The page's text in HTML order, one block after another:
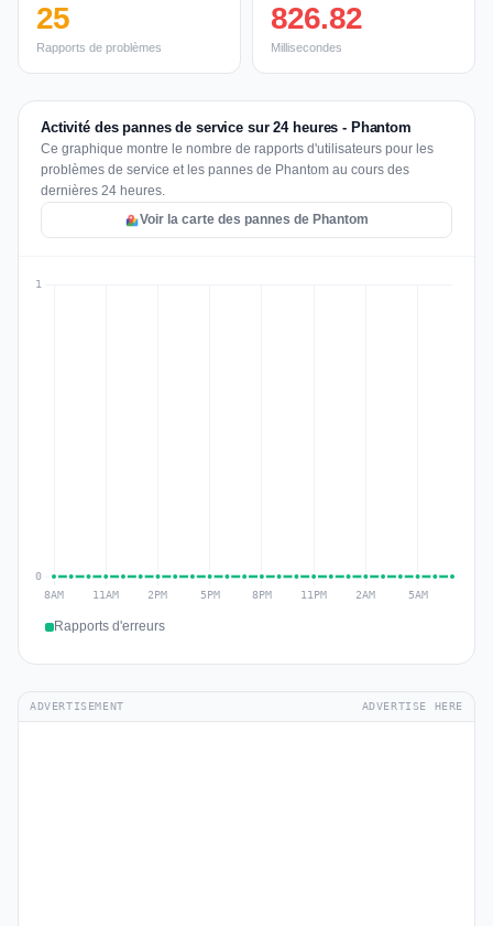
25
Rapports de problèmes
826.82
Millisecondes
Activité des pannes de service sur 24 heures - Phantom
Ce graphique montre le nombre de rapports d'utilisateurs pour les
problèmes de service et les pannes de Phantom au cours des
dernières 24 heures.
Voir la carte des pannes de Phantom
Rapports d'erreurs
ADVERTISEMENT ADVERTISE HERE